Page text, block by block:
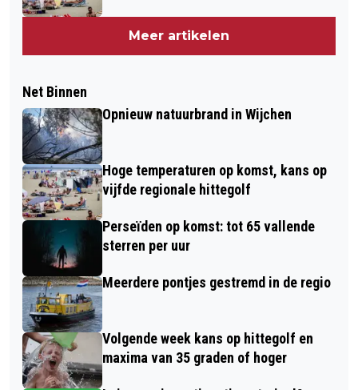
Meer artikelen
Net Binnen
Opnieuw natuurbrand in Wijchen
Hoge temperaturen op komst, kans op
vijfde regionale hittegolf
Perseïden op komst: tot 65 vallende
sterren per uur
Meerdere pontjes gestremd in de regio
Volgende week kans op hittegolf en
maxima van 35 graden of hoger